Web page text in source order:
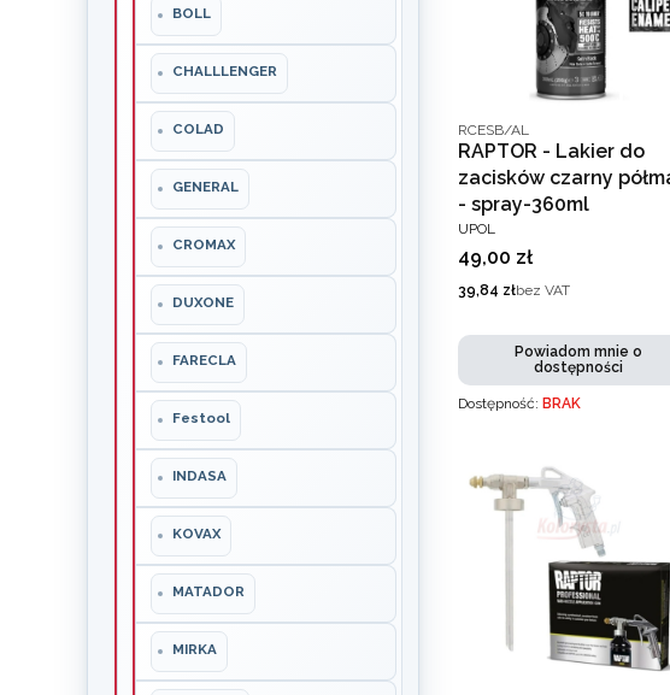
BOLL
CHALLLENGER
COLAD
GENERAL
CROMAX
DUXONE
FARECLA
Festool
INDASA
KOVAX
MATADOR
MIRKA
Kod producenta
RCESB/AL
RAPTOR - Lakier do
zacisków czarny
- spray-360ml
PRODUCENT
UPOL
Cena
49,00 zł
Cena
39,84 złbez VAT
Powiadom mnie o
dostępności
Dostępność: BRAK